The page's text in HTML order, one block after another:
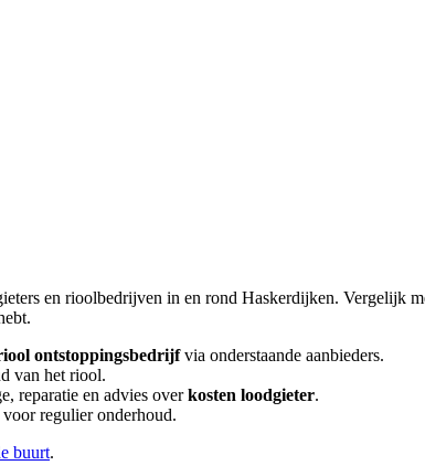
en rioolbedrijven in en rond Haskerdijken. Vergelijk
ontstoppingsbedrijfvia onderstaande aanbieders.
van het riool.
reparatie en advies overkosten loodgieter.
regulier onderhoud.
buurt.